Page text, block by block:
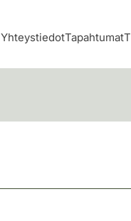
YhteystiedotTapahtumat